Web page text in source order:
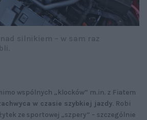
wspólnych „klocków” m.in. z Fiatem
w czasie szybkiej jazdy. Robi
ze sportowej „szpery” – szczególnie